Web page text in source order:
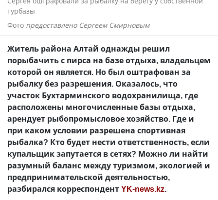
турбазы
Фото предоставлено Сергеем Смирновым
Житель района Алтай однажды решил
порыбачить с пирса на базе отдыха, владельцем
которой он является. Но был оштрафован за
рыбалку без разрешения. Оказалось, что
участок Бухтарминского водохранилища, где
расположены многочисленные базы отдыха,
арендует рыбопромысловое хозяйство. Где и
при каком условии разрешена спортивная
рыбалка? Кто будет нести ответственность, если
купальщик запутается в сетях? Можно ли найти
разумный баланс между туризмом, экологией и
предпринимательской деятельностью,
разбирался корреспондентYK-news.kz.